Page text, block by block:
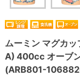
ムーミン マグカ
A) 400cc オーブ
(ARB801-